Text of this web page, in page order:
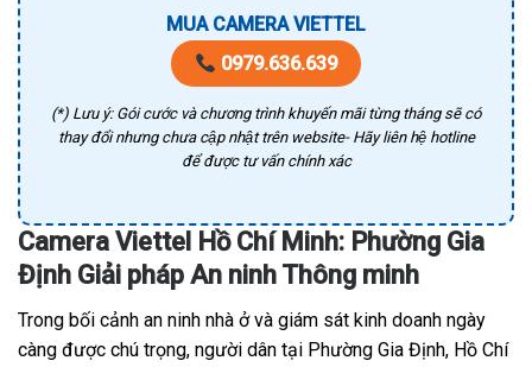
MUA CAMERA VIETTEL
0979.636.639
(*) Lưu ý: Gói cước và chương trình khuyến mãi từng tháng sẽ có
thay đổi nhưng chưa cập nhật trên website- Hãy liên hệ hotline
để được tư vấn chính xác
Camera Viettel Hồ Chí Minh: Phường Gia
Định Giải pháp An ninh Thông minh
Trong bối cảnh an ninh nhà ở và giám sát kinh doanh ngày
càng được chú trọng, người dân tại Phường Gia Định, Hồ Chí